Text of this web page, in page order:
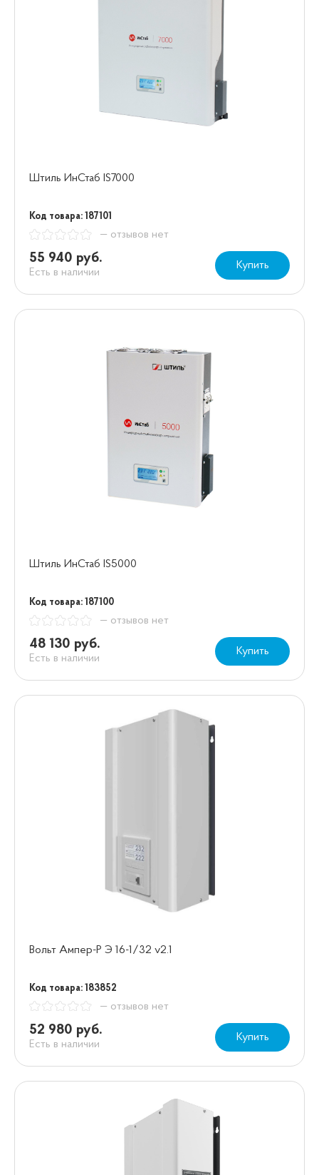
Штиль ИнСтаб IS7000
Код товара: 187101
— отзывов нет
55 940 руб.
Есть в наличии
Купить
Штиль ИнСтаб IS5000
Код товара: 187100
— отзывов нет
48 130 руб.
Есть в наличии
Купить
Вольт Ампер-Р Э 16-1/32 v2.1
Код товара: 183852
— отзывов нет
52 980 руб.
Есть в наличии
Купить